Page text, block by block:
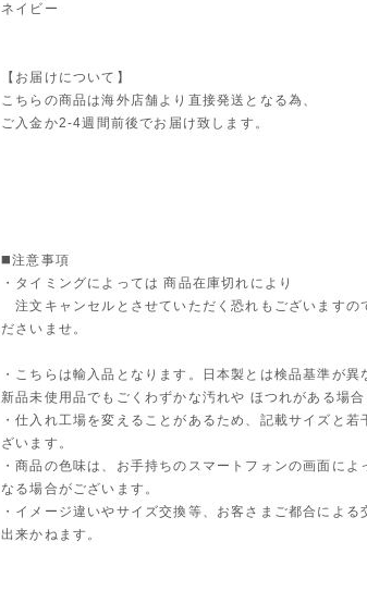
ネイビー
【お届けについて】
こちらの商品は海外店舗より直接発送となる為、
ご入金か2-4週間前後でお届け致します。
◼️注意事項
・タイミングによっては 商品在庫切れにより
注文キャンセルとさせていただく恐れもございますの
ださいませ。
・こちらは輸入品となります。日本製とは検品基準が異
新品未使用品でもごくわずかな汚れや ほつれがある場合
・仕入れ工場を変えることがあるため、記載サイズと若
ざいます。
・商品の色味は、お手持ちのスマートフォンの画面によ
なる場合がございます。
・イメージ違いやサイズ交換等、お客さまご都合による
出来かねます。